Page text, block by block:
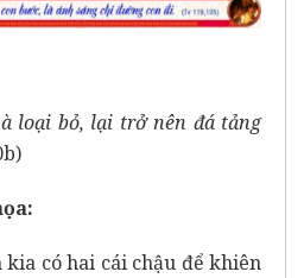
loại bỏ, lại trở nên đá tảng
có hai cái chậu để khiên